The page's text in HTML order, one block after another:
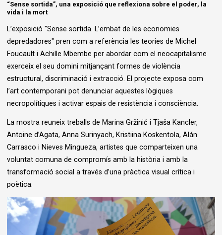
“Sense sortida”, una exposició que reflexiona sobre el poder, la
vida i la mort
L’exposició "Sense sortida. L’embat de les economies
depredadores" pren com a referència les teories de Michel
Foucault i Achille Mbembe per abordar com el neocapitalisme
exerceix el seu domini mitjançant formes de violència
estructural, discriminació i extracció. El projecte exposa com
l’art contemporani pot denunciar aquestes lògiques
necropolítiques i activar espais de resistència i consciència.
La mostra reuneix treballs de Marina Gržinić i Tjaša Kancler,
Antoine d’Agata, Anna Surinyach, Kristiina Koskentola, Alán
Carrasco i Nieves Mingueza, artistes que comparteixen una
voluntat comuna de compromís amb la història i amb la
transformació social a través d’una pràctica visual crítica i
poètica.